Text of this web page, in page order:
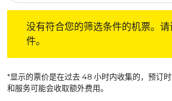
没有符合您的筛选条件的机票。
件。
*显示的票价是在过去 48 小时内收集的，预订
和服务可能会收取额外费用。